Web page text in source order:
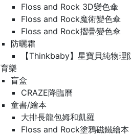
Floss and Rock 3D變色傘
Floss and Rock魔術變色傘
Floss and Rock摺疊變色傘
防曬霜
【Thinkbaby】星寶貝純物理
育樂
盲盒
CRAZE降臨曆
童書/繪本
大排長龍包姆和凱羅
Floss and Rock塗鴉磁鐵繪本